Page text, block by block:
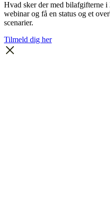
Hvad sker der med bilafgifterne
webinar og få en status og et
scenarier.
Tilmeld dig her